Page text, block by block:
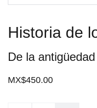
Historia de
De la
MX$450.00